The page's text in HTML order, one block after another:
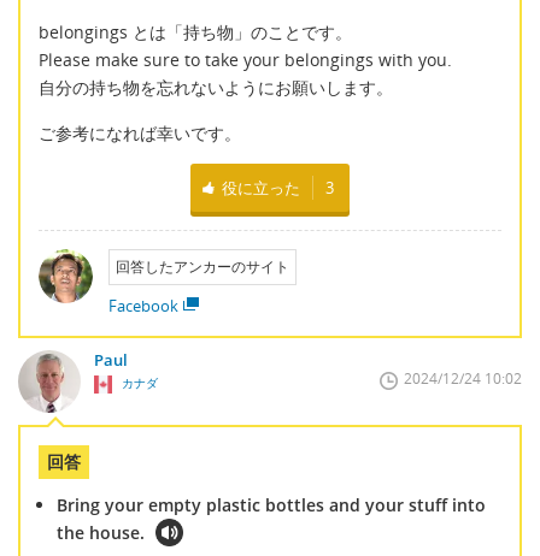
belongings とは「持ち物」のことです。
Please make sure to take your belongings with you.
自分の持ち物を忘れないようにお願いします。
ご参考になれば幸いです。
役に立った 3
回答したアンカーのサイト
Facebook
Paul
カナダ 2024/12/24 10:02
回答
Bring your empty plastic bottles and your stuff into
the house.